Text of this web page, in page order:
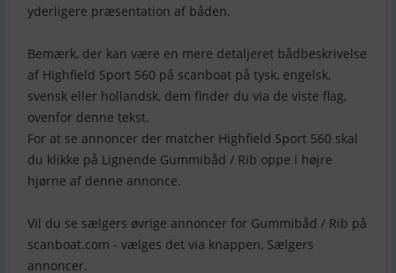
yderligere præsentation af båden.
Bemærk, der kan være en mere detaljeret bådbeskrivelse
af Highfield Sport 560 på scanboat på tysk, engelsk,
svensk eller hollandsk, dem finder du via de viste flag,
ovenfor denne tekst.
For at se annoncer der matcher Highfield Sport 560 skal
du klikke på Lignende Gummibåd / Rib oppe i højre
hjørne af denne annonce.
Vil du se sælgers øvrige annoncer for Gummibåd / Rib på
scanboat.com - vælges det via knappen, Sælgers
annoncer.